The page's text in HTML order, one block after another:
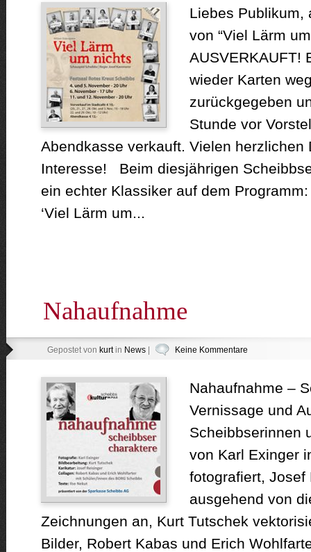
Liebes Publikum,
von “Viel Lärm
AUSVERKAUFT!
wieder Karten
zurückgegeben
Stunde vor
Abendkasse verkauft. Vielen herzlichen
Interesse! Beim diesjährigen
ein echter Klassiker auf dem
‘Viel Lärm um...
Nahaufnahme
Gepostet von kurtin News| Keine Kommentare
Nahaufnahme –
Vernissage und
Scheibbserinnen
von Karl Exinger
fotografiert, Josef
ausgehend von
Zeichnungen an, Kurt Tutschek
Bilder, Robert Kabas und Erich